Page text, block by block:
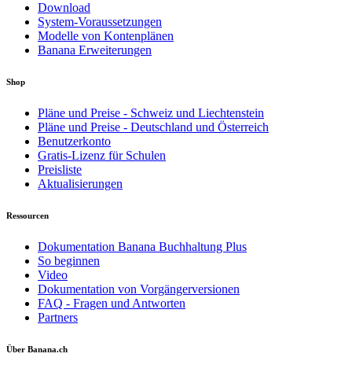
Download
System-Voraussetzungen
Modelle von Kontenplänen
Banana Erweiterungen
Shop
Pläne und Preise - Schweiz und Liechtenstein
Pläne und Preise - Deutschland und Österreich
Benutzerkonto
Gratis-Lizenz für Schulen
Preisliste
Aktualisierungen
Ressourcen
Dokumentation Banana Buchhaltung Plus
So beginnen
Video
Dokumentation von Vorgängerversionen
FAQ - Fragen und Antworten
Partners
Über Banana.ch